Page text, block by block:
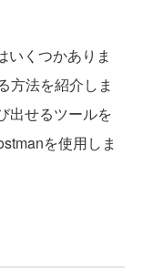
くつかありま
方法を紹介しま
出せるツールを
を使用しま